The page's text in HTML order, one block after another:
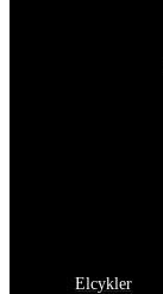
Elcykler